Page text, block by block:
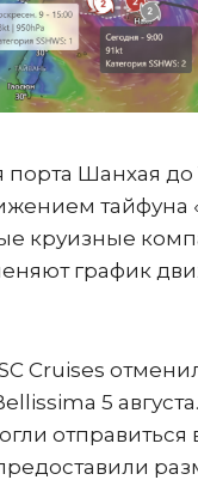
Шанхая до
тайфуна
круизные
график
Cruises
5
отправиться